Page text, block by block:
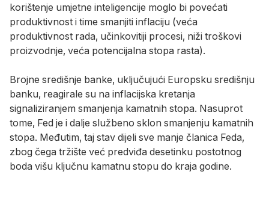
korištenje umjetne inteligencije moglo bi povećati
produktivnost i time smanjiti inflaciju (veća
produktivnost rada, učinkovitiji procesi, niži troškovi
proizvodnje, veća potencijalna stopa rasta).
Brojne središnje banke, uključujući Europsku središnju
banku, reagirale su na inflacijska kretanja
signaliziranjem smanjenja kamatnih stopa. Nasuprot
tome, Fed je i dalje službeno sklon smanjenju kamatnih
stopa. Međutim, taj stav dijeli sve manje članica Feda,
zbog čega tržište već predviđa desetinku postotnog
boda višu ključnu kamatnu stopu do kraja godine.